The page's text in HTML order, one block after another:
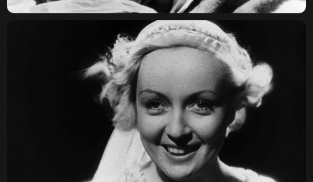
КОВЕНСКИЙ 14, САНКТ-
ПЕТЕРБУРГ
КОНФИДЕНЦИАЛЬНОСТЬ
ДОГОВОР ОФЕРТЫ
TELEGRAM